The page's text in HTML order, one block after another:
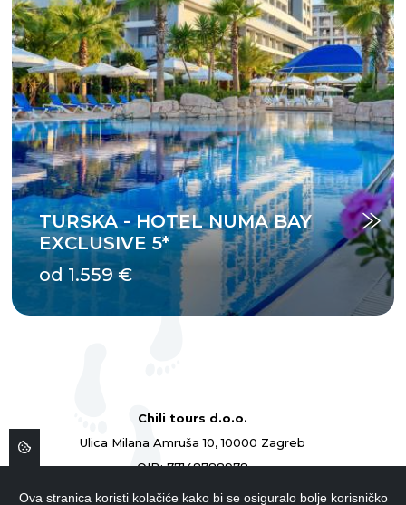
TURSKA - HOTEL NUMA BAY
EXCLUSIVE 5*
od 1.559 €
Chili tours d.o.o.
Ulica Milana Amruša 10, 10000 Zagreb
OIB: 77148788978
ID: 77148788978
Ova stranica koristi kolačiće kako bi se osiguralo bolje korisničko